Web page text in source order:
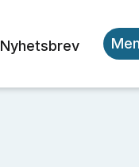
Nyhetsbrev